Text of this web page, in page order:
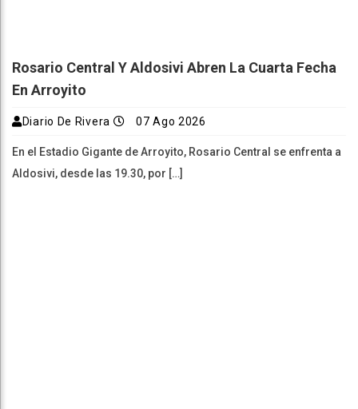
Rosario Central Y Aldosivi Abren La Cuarta Fecha
En Arroyito
Diario De Rivera 07 Ago 2026
En el Estadio Gigante de Arroyito, Rosario Central se enfrenta a
Aldosivi, desde las 19.30, por […]